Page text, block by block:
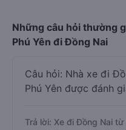
Những câu hỏi thường
Phú Yên đi Đồng Nai
Câu hỏi: Nhà xe đi
Phú Yên được đánh
Trả lời: Xe đi Đồng Nai